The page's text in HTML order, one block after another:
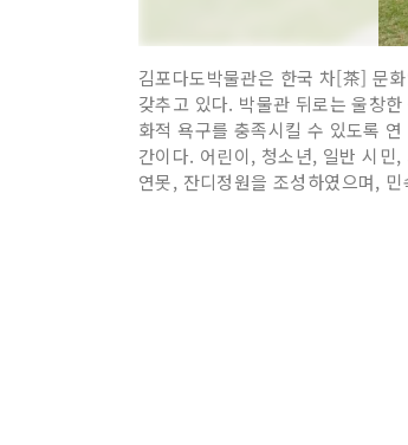
김포다도박물관은 한국 차[茶] 문
갖추고 있다. 박물관 뒤로는 울창
화적 욕구를 충족시킬 수 있도록
간이다. 어린이, 청소년, 일반 시민
연못, 잔디정원을 조성하였으며,